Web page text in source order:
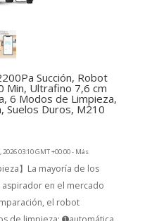
Succión, Robot
Min, Ultrafino 7,6 cm
6 Modos de Limpieza,
Suelos Duros, M210
03:10 GMT +00:00 - Más
】La mayoría de los
en el mercado
el robot